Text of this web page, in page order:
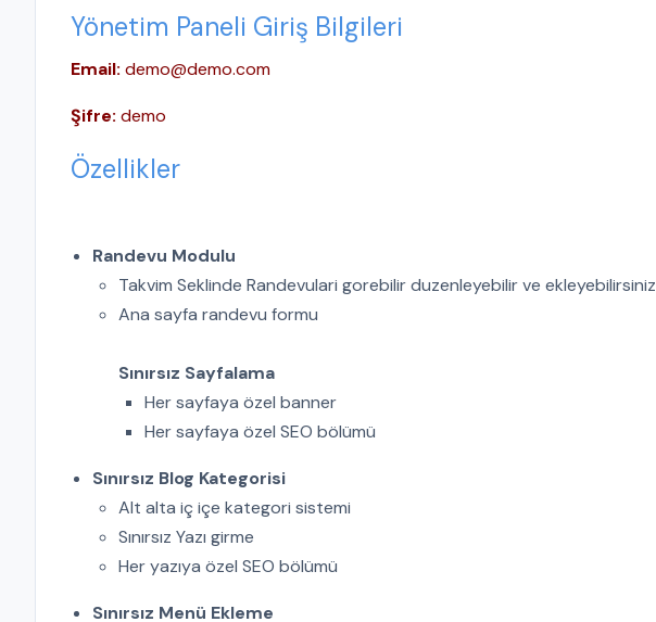
Yönetim Paneli Giriş Bilgileri
Email: demo@demo.com
Şifre: demo
Özellikler
Randevu Modulu
Takvim Seklinde Randevulari gorebilir duzenleyebilir ve ekleyebilirsiniz
Ana sayfa randevu formu
Sınırsız Sayfalama
Her sayfaya özel banner
Her sayfaya özel SEO bölümü
Sınırsız Blog Kategorisi
Alt alta iç içe kategori sistemi
Sınırsız Yazı girme
Her yazıya özel SEO bölümü
Sınırsız Menü Ekleme